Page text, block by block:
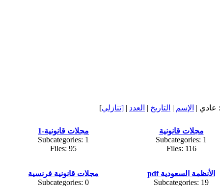
| الإسم | التاريخ | العدد | [تنازلي]
مجلات قانونية
Subcategories: 1
Files: 116
مجلات قانونية-1
Subcategories: 1
Files: 95
الأنظمة السعودية pdf
Subcategories: 19
مجلات قانونية فرنسية
Subcategories: 0